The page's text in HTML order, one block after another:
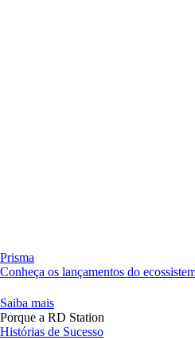
Prisma
Conheça os lançamentos do
Saiba mais
Porque a RD Station
Histórias de Sucesso